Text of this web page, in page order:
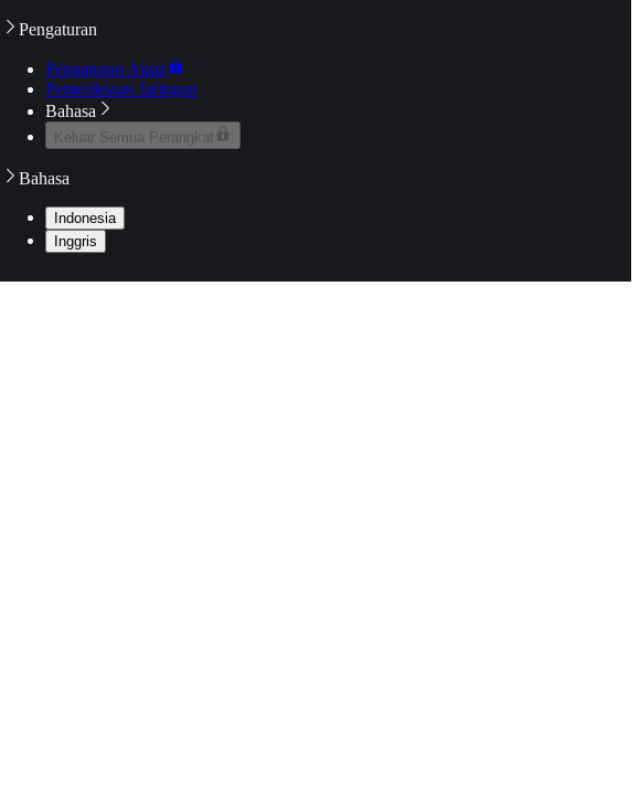
Pengaturan
Pengaturan Akun
Pemeriksaan Jaringan
Bahasa
Keluar Semua Perangkat
Bahasa
Indonesia
Inggris